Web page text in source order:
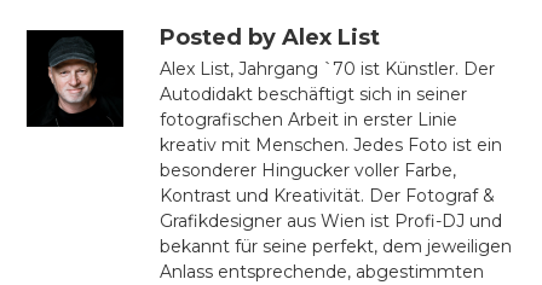
Posted by Alex List
Alex List, Jahrgang `70 ist Künstler. Der
Autodidakt beschäftigt sich in seiner
fotografischen Arbeit in erster Linie
kreativ mit Menschen. Jedes Foto ist ein
besonderer Hingucker voller Farbe,
Kontrast und Kreativität. Der Fotograf &
Grafikdesigner aus Wien ist Profi-DJ und
bekannt für seine perfekt, dem jeweiligen
Anlass entsprechende, abgestimmten